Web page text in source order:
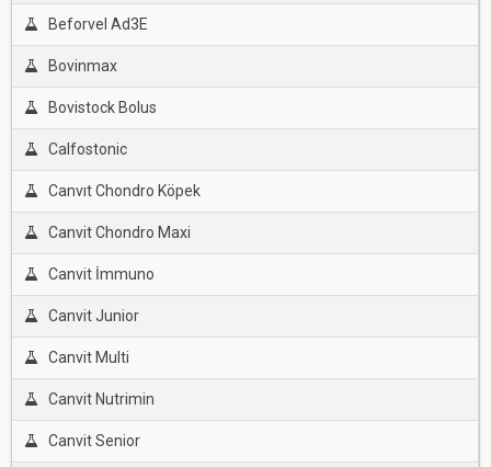
Beforvel Ad3E
Bovinmax
Bovistock Bolus
Calfostonic
Canvıt Chondro Köpek
Canvit Chondro Maxi
Canvit İmmuno
Canvit Junior
Canvit Multi
Canvit Nutrimin
Canvit Senior